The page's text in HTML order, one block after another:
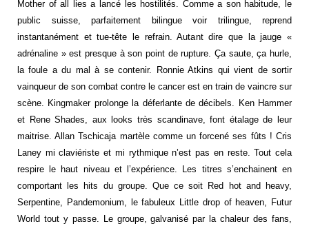
Mother of all lies a lancé les hostilités. Comme a son habitude, le
public suisse, parfaitement bilingue voir trilingue, reprend
instantanément et tue-tête le refrain. Autant dire que la jauge «
adrénaline » est presque à son point de rupture. Ça saute, ça hurle,
la foule a du mal à se contenir. Ronnie Atkins qui vient de sortir
vainqueur de son combat contre le cancer est en train de vaincre sur
scène. Kingmaker prolonge la déferlante de décibels. Ken Hammer
et Rene Shades, aux looks très scandinave, font étalage de leur
maitrise. Allan Tschicaja martèle comme un forcené ses fûts ! Cris
Laney mi claviériste et mi rythmique n’est pas en reste. Tout cela
respire le haut niveau et l’expérience. Les titres s’enchainent en
comportant les hits du groupe. Que ce soit Red hot and heavy,
Serpentine, Pandemonium, le fabuleux Little drop of heaven, Futur
World tout y passe. Le groupe, galvanisé par la chaleur des fans,